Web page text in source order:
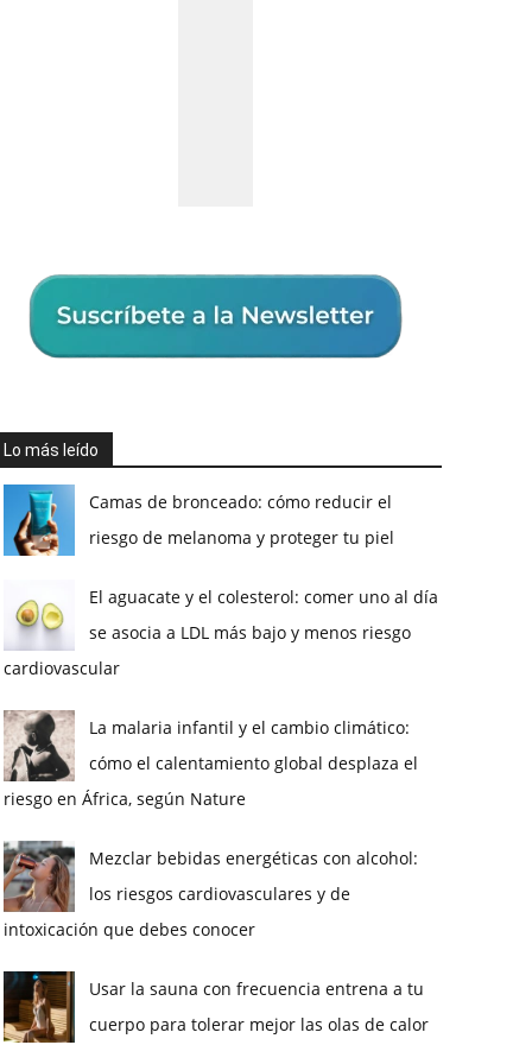
Lo más leído
Camas de bronceado: cómo reducir el
riesgo de melanoma y proteger tu piel
El aguacate y el colesterol: comer uno al día
se asocia a LDL más bajo y menos riesgo
cardiovascular
La malaria infantil y el cambio climático:
cómo el calentamiento global desplaza el
riesgo en África, según Nature
Mezclar bebidas energéticas con alcohol:
los riesgos cardiovasculares y de
intoxicación que debes conocer
Usar la sauna con frecuencia entrena a tu
cuerpo para tolerar mejor las olas de calor